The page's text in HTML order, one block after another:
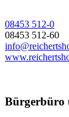
08453 512-0
08453 512-60
Bürgerbüro